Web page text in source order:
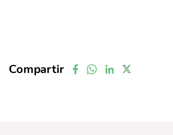
Compartir